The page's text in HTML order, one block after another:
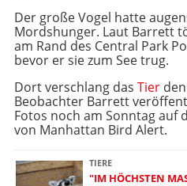
Der große Vogel hatte
Mordshunger. Laut Barrett
am Rand des Central Park
bevor er sie zum See trug.
Dort verschlang das Tier
Beobachter Barrett
Fotos noch am Sonntag auf
von Manhattan Bird Alert.
TIERE
"IM HÖCHSTEN